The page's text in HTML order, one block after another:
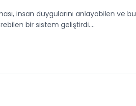
insan duygularını anlayabilen ve bu
bir sistem geliştirdi....